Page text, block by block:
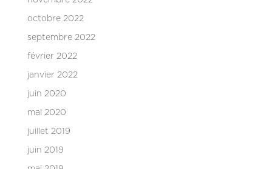
octobre 2022
septembre 2022
février 2022
janvier 2022
juin 2020
mai 2020
juillet 2019
juin 2019